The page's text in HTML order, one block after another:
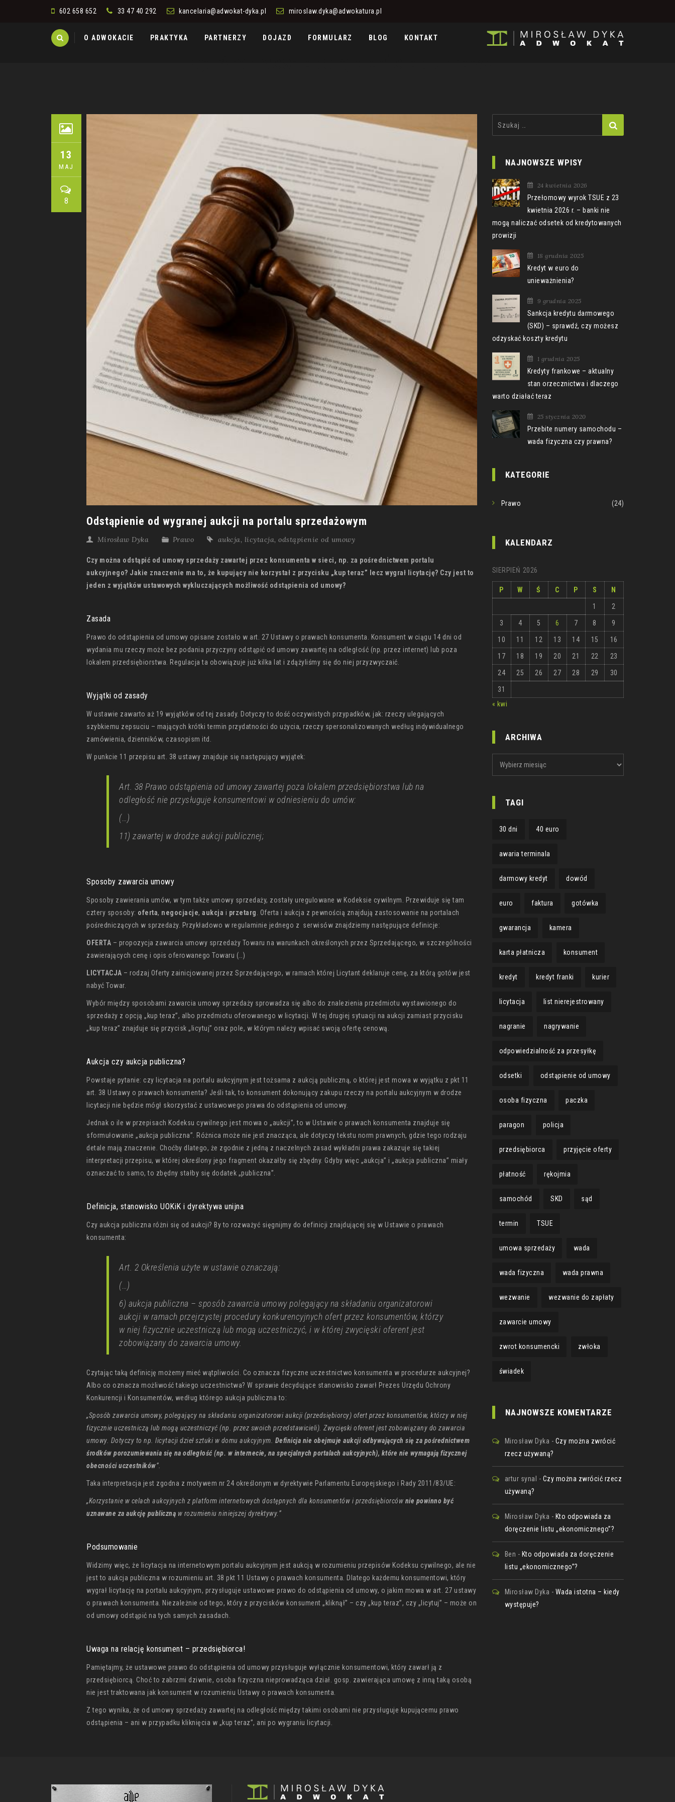
602 658 652 33 47 40 292 kancelaria@adwokat-dyka.pl miroslaw.dyka@adwokatura.pl
O ADWOKACIE PRAKTYKA PARTNERZY DOJAZD FORMULARZ BLOG KONTAKT
13
MAJ
8
Odstąpienie od wygranej aukcji na portalu sprzedażowym
Mirosław Dyka Prawo aukcja, licytacja, odstąpienie od umowy
Czy można odstąpić od umowy sprzedaży zawartej przez konsumenta w sieci, np. za pośrednictwem portalu
aukcyjnego? Jakie znaczenie ma to, że kupujący nie korzystał z przycisku „kup teraz” lecz wygrał licytację? Czy jest to
jeden z wyjątków ustawowych wykluczających możliwość odstąpienia od umowy?
Zasada
Prawo do odstąpienia od umowy opisane zostało w art. 27 Ustawy o prawach konsumenta. Konsument w ciągu 14 dni od
wydania mu rzeczy może bez podania przyczyny odstąpić od umowy zawartej na odległość (np. przez internet) lub poza
lokalem przedsiębiorstwa. Regulacja ta obowiązuje już kilka lat i zdążyliśmy się do niej przyzwyczaić.
Wyjątki od zasady
W ustawie zawarto aż 19 wyjątków od tej zasady. Dotyczy to dość oczywistych przypadków, jak: rzeczy ulegających
szybkiemu zepsuciu – mających krótki termin przydatności do użycia, rzeczy spersonalizowanych według indywidualnego
zamówienia, dzienników, czasopism itd.
W punkcie 11 przepisu art. 38 ustawy znajduje się następujący wyjątek:
Art. 38 Prawo odstąpienia od umowy zawartej poza lokalem przedsiębiorstwa lub na
odległość nie przysługuje konsumentowi w odniesieniu do umów:
(…)
11) zawartej w drodze aukcji publicznej;
Sposoby zawarcia umowy
Sposoby zawierania umów, w tym także umowy sprzedaży, zostały uregulowane w Kodeksie cywilnym. Przewiduje się tam
cztery sposoby: oferta, negocjacje, aukcja i przetarg . Oferta i aukcja z pewnością znajdują zastosowanie na portalach
pośredniczących w sprzedaży. Przykładowo w regulaminie jednego z serwisów znajdziemy następujące definicje:
OFERTA – propozycja zawarcia umowy sprzedaży Towaru na warunkach określonych przez Sprzedającego, w szczególności
zawierających cenę i opis oferowanego Towaru (…)
LICYTACJA – rodzaj Oferty zainicjowanej przez Sprzedającego, w ramach której Licytant deklaruje cenę, za którą gotów jest
nabyć Towar.
Wybór między sposobami zawarcia umowy sprzedaży sprowadza się albo do znalezienia przedmiotu wystawionego do
sprzedaży z opcją „kup teraz”, albo przedmiotu oferowanego w licytacji. W tej drugiej sytuacji na aukcji zamiast przycisku
„kup teraz” znajduje się przycisk „licytuj” oraz pole, w którym należy wpisać swoją ofertę cenową.
Aukcja czy aukcja publiczna?
Powstaje pytanie: czy licytacja na portalu aukcyjnym jest tożsama z aukcją publiczną, o której jest mowa w wyjątku z pkt 11
art. 38 Ustawy o prawach konsumenta? Jeśli tak, to konsument dokonujący zakupu rzeczy na portalu aukcyjnym w drodze
licytacji nie będzie mógł skorzystać z ustawowego prawa do odstąpienia od umowy.
Jednak o ile w przepisach Kodeksu cywilnego jest mowa o „aukcji”, to w Ustawie o prawach konsumenta znajduje się
sformułowanie „aukcja publiczna”. Różnica może nie jest znacząca, ale dotyczy tekstu norm prawnych, gdzie tego rodzaju
detale mają znaczenie. Choćby dlatego, że zgodnie z jedną z naczelnych zasad wykładni prawa zakazuje się takiej
interpretacji przepisu, w której określony jego fragment okazałby się zbędny. Gdyby więc „aukcja” i „aukcja publiczna” miały
oznaczać to samo, to zbędny stałby się dodatek „publiczna”.
Definicja, stanowisko UOKiK i dyrektywa unijna
Czy aukcja publiczna różni się od aukcji? By to rozważyć sięgnijmy do definicji znajdującej się w Ustawie o prawach
konsumenta:
Art. 2 Określenia użyte w ustawie oznaczają:
(…)
6) aukcja publiczna – sposób zawarcia umowy polegający na składaniu organizatorowi
aukcji w ramach przejrzystej procedury konkurencyjnych ofert przez konsumentów, którzy
w niej fizycznie uczestniczą lub mogą uczestniczyć, i w której zwycięski oferent jest
zobowiązany do zawarcia umowy.
Czytając taką definicję możemy mieć wątpliwości. Co oznacza fizyczne uczestnictwo konsumenta w procedurze aukcyjnej?
Albo co oznacza możliwość takiego uczestnictwa? W sprawie decydujące stanowisko zawarł Prezes Urzędu Ochrony
Konkurencji i Konsumentów, według którego aukcja publiczna to:
„Sposób zawarcia umowy, polegający na składaniu organizatorowi aukcji (przedsiębiorcy) ofert przez konsumentów, którzy w niej
fizycznie uczestniczą lub mogą uczestniczyć (np. przez swoich przedstawicieli). Zwycięski oferent jest zobowiązany do zawarcia
umowy. Dotyczy to np. licytacji dzieł sztuki w domu aukcyjnym. Definicja nie obejmuje aukcji odbywających się za pośrednictwem
środków porozumiewania się na odległość (np. w internecie, na specjalnych portalach aukcyjnych), które nie wymagają fizycznej
obecności uczestników”.
Taka interpretacja jest zgodna z motywem nr 24 określonym w dyrektywie Parlamentu Europejskiego i Rady 2011/83/UE:
„Korzystanie w celach aukcyjnych z platform internetowych dostępnych dla konsumentów i przedsiębiorców nie powinno być
uznawane za aukcję publiczną w rozumieniu niniejszej dyrektywy.”
Podsumowanie
Widzimy więc, że licytacja na internetowym portalu aukcyjnym jest aukcją w rozumieniu przepisów Kodeksu cywilnego, ale nie
jest to aukcja publiczna w rozumieniu art. 38 pkt 11 Ustawy o prawach konsumenta. Dlatego każdemu konsumentowi, który
wygrał licytację na portalu aukcyjnym, przysługuje ustawowe prawo do odstąpienia od umowy, o jakim mowa w art. 27 ustawy
o prawach konsumenta. Niezależnie od tego, który z przycisków konsument „kliknął” – czy „kup teraz”, czy „licytuj” – może on
od umowy odstąpić na tych samych zasadach.
Uwaga na relację konsument – przedsiębiorca!
Pamiętajmy, że ustawowe prawo do odstąpienia od umowy przysługuje wyłącznie konsumentowi, który zawarł ją z
przedsiębiorcą. Choć to zabrzmi dziwnie, osoba fizyczna nieprowadząca dział. gosp. zawierająca umowę z inną taką osobą
nie jest traktowana jak konsument w rozumieniu Ustawy o prawach konsumenta.
Z tego wynika, że od umowy sprzedaży zawartej na odległość między takimi osobami nie przysługuje kupującemu prawo
odstąpienia – ani w przypadku kliknięcia w „kup teraz”, ani po wygraniu licytacji.
NAJNOWSZE WPISY
24 kwietnia 2026
Przełomowy wyrok TSUE z 23
kwietnia 2026 r. – banki nie
mogą naliczać odsetek od kredytowanych
prowizji
18 grudnia 2025
Kredyt w euro do
unieważnienia?
9 grudnia 2025
Sankcja kredytu darmowego
(SKD) – sprawdź, czy możesz
odzyskać koszty kredytu
1 grudnia 2025
Kredyty frankowe – aktualny
stan orzecznictwa i dlaczego
warto działać teraz
25 stycznia 2020
Przebite numery samochodu –
wada fizyczna czy prawna?
KATEGORIE
Prawo (24)
KALENDARZ
SIERPIEŃ 2026
P W Ś C P S N
1 2
3 4 5 6 7 8 9
10 11 12 13 14 15 16
17 18 19 20 21 22 23
24 25 26 27 28 29 30
31
« kwi
ARCHIWA
TAGI
30 dni 40 euro
awaria terminala
darmowy kredyt dowód
euro faktura gotówka
gwarancja kamera
karta płatnicza konsument
kredyt kredyt franki kurier
licytacja list nierejestrowany
nagranie nagrywanie
odpowiedzialność za przesyłkę
odsetki odstąpienie od umowy
osoba fizyczna paczka
paragon policja
przedsiębiorca przyjęcie oferty
płatność rękojmia
samochód SKD sąd
termin TSUE
umowa sprzedaży wada
wada fizyczna wada prawna
wezwanie wezwanie do zapłaty
zawarcie umowy
zwrot konsumencki zwłoka
świadek
NAJNOWSZE KOMENTARZE
Mirosław Dyka - Czy można zwrócić
rzecz używaną?
artur synal - Czy można zwrócić rzecz
używaną?
Mirosław Dyka - Kto odpowiada za
doręczenie listu „ekonomicznego”?
Ben - Kto odpowiada za doręczenie
listu „ekonomicznego”?
Mirosław Dyka - Wada istotna – kiedy
występuje?